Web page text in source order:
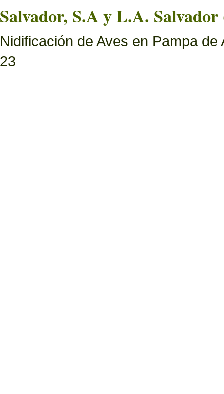
Salvador, S.A y L.A. Salvador
Nidificación de Aves en Pampa
23